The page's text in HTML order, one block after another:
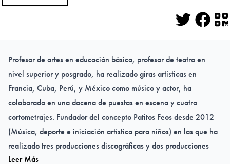
Twitter
Profesor de artes en educación básica, profesor de teatro en
nivel superior y posgrado, ha realizado giras artísticas en
Francia, Cuba, Perú, y México como músico y actor, ha
colaborado en una docena de puestas en escena y cuatro
cortometrajes. Fundador del concepto Patitos Feosdesde 2012
(Música, deporte e iniciación artística para niños) en las que ha
realizado tres producciones discográficas y dos producciones
literarias, la carrera recreativa para niños Patitos Feos y el Plan
Leer Más